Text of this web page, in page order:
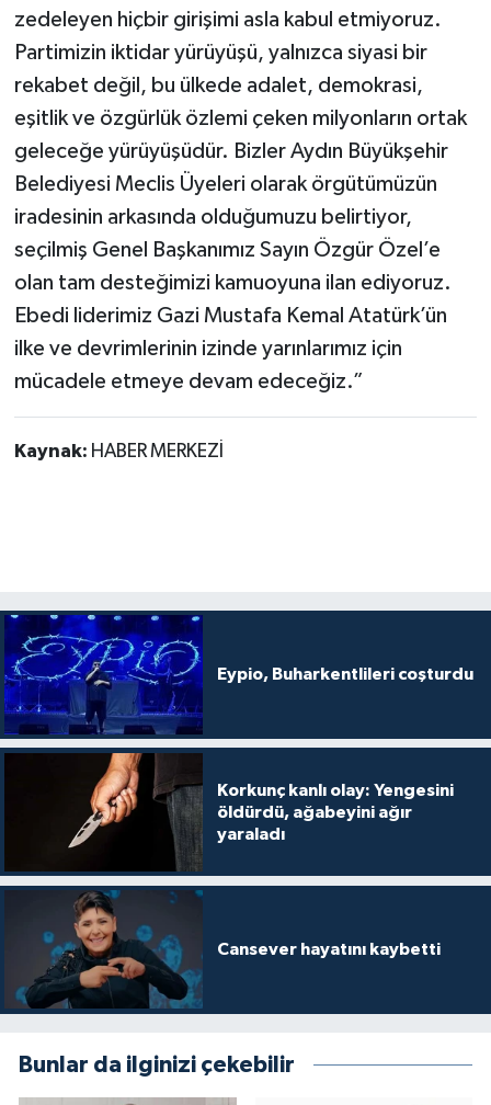
zedeleyen hiçbir girişimi asla kabul etmiyoruz.
Partimizin iktidar yürüyüşü, yalnızca siyasi bir
rekabet değil, bu ülkede adalet, demokrasi,
eşitlik ve özgürlük özlemi çeken milyonların ortak
geleceğe yürüyüşüdür. Bizler Aydın Büyükşehir
Belediyesi Meclis Üyeleri olarak örgütümüzün
iradesinin arkasında olduğumuzu belirtiyor,
seçilmiş Genel Başkanımız Sayın Özgür Özel’e
olan tam desteğimizi kamuoyuna ilan ediyoruz.
Ebedi liderimiz Gazi Mustafa Kemal Atatürk’ün
ilke ve devrimlerinin izinde yarınlarımız için
mücadele etmeye devam edeceğiz.”
Kaynak: HABER MERKEZİ
Eypio, Buharkentlileri coşturdu
Korkunç kanlı olay: Yengesini
öldürdü, ağabeyini ağır
yaraladı
Cansever hayatını kaybetti
Bunlar da ilginizi çekebilir